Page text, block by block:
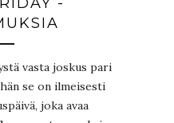
vasta joskus pari
se on ilmeisesti
joka avaa